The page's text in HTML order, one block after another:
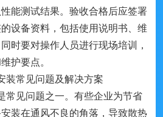
能测试结果。验收合格后应签署
设备资料，包括使用说明书、维
时要对操作人员进行现场培训，
护要点。
常见问题及解决方案
见问题之一。有些企业为节省
装在通风不良的角落，导致散热